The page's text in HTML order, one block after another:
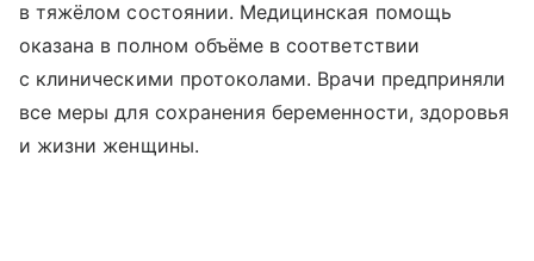
в тяжёлом состоянии. Медицинская помощь
оказана в полном объёме в соответствии
с клиническими протоколами. Врачи предприняли
все меры для сохранения беременности, здоровья
и жизни женщины.